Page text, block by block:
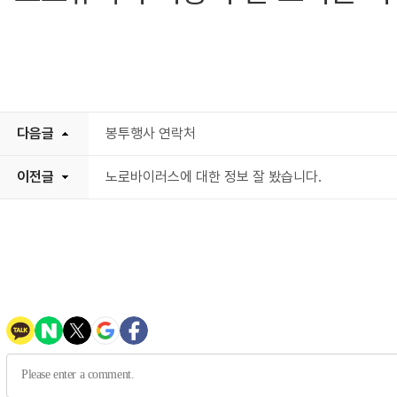
다음글 봉투행사 연락처
이전글 노로바이러스에 대한 정보 잘 봤습니다.